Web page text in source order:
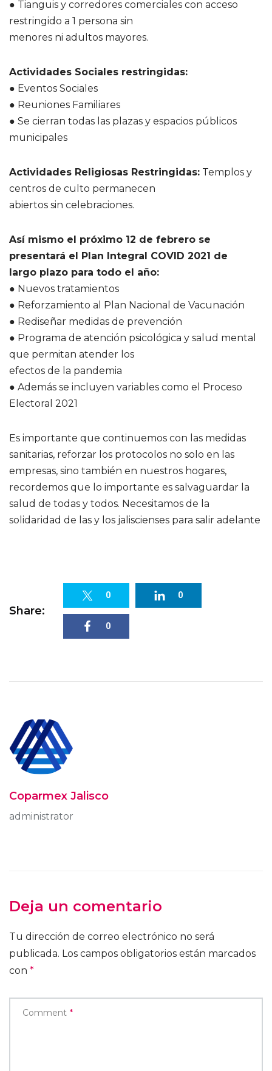
● Tianguis y corredores comerciales con acceso
restringido a 1 persona sin
menores ni adultos mayores.
Actividades Sociales restringidas:
● Eventos Sociales
● Reuniones Familiares
● Se cierran todas las plazas y espacios públicos
municipales
Actividades Religiosas Restringidas: Templos y
centros de culto permanecen
abiertos sin celebraciones.
Así mismo el próximo 12 de febrero se
presentará el Plan Integral COVID 2021 de
largo plazo para todo el año:
● Nuevos tratamientos
● Reforzamiento al Plan Nacional de Vacunación
● Rediseñar medidas de prevención
● Programa de atención psicológica y salud mental
que permitan atender los
efectos de la pandemia
● Además se incluyen variables como el Proceso
Electoral 2021
Es importante que continuemos con las medidas
sanitarias, reforzar los protocolos no solo en las
empresas, sino también en nuestros hogares,
recordemos que lo importante es salvaguardar la
salud de todas y todos. Necesitamos de la
solidaridad de las y los jaliscienses para salir adelante
Share:
0 0
0
Coparmex Jalisco
administrator
Deja un comentario
Tu dirección de correo electrónico no será
publicada. Los campos obligatorios están marcados
con *
Comment *